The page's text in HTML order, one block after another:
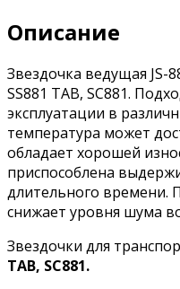
Описание
Звездочка ведущая JS-
SS881 TAB, SC881.
эксплуатации в
температура может
обладает хорошей
приспособлена
длительного времени.
снижает уровня шума
Звездочки для
TAB, SC881.